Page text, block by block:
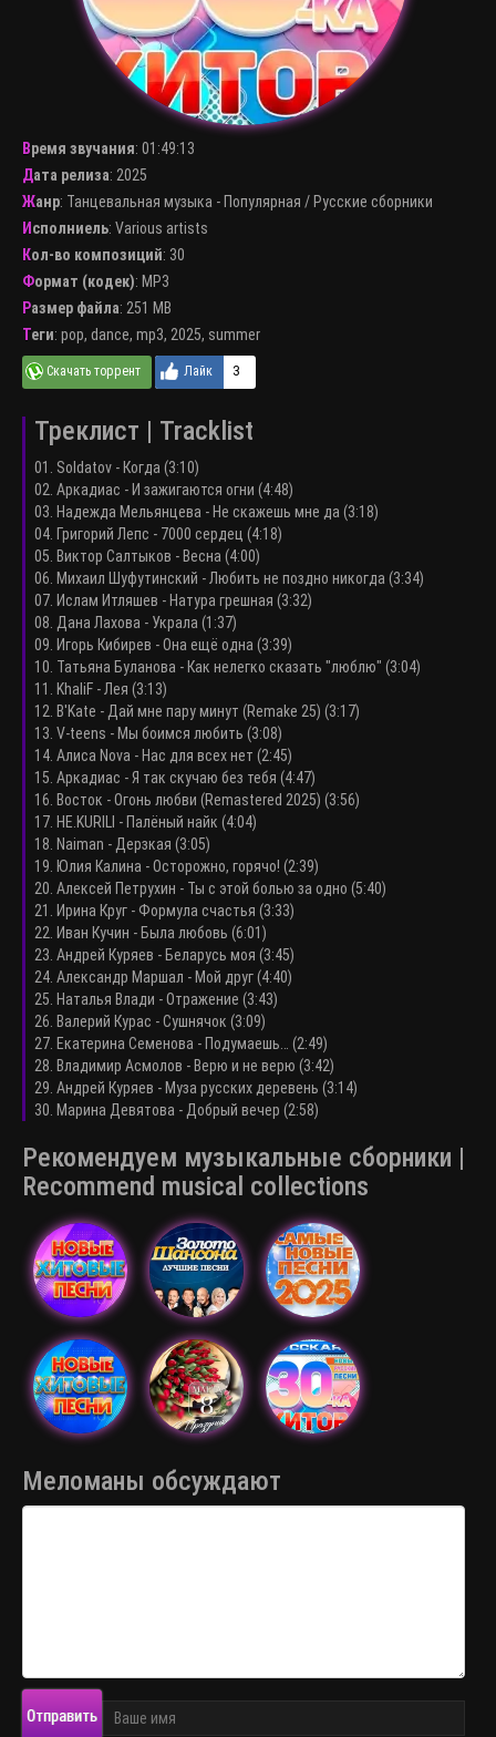
Время звучания: 01:49:13
Дата релиза: 2025
Жанр: Танцевальная музыка - Популярная / Русские сборники
Исполниель: Various artists
Кол-во композиций: 30
Формат (кодек): MP3
Размер файла: 251 MB
Теги: pop, dance, mp3, 2025, summer
3
Треклист | Tracklist
01. Soldatov - Когда (3:10)
02. Аркадиас - И зажигаются огни (4:48)
03. Надежда Мельянцева - Не скажешь мне да (3:18)
04. Григорий Лепс - 7000 сердец (4:18)
05. Виктор Салтыков - Весна (4:00)
06. Михаил Шуфутинский - Любить не поздно никогда (3:34)
07. Ислам Итляшев - Натура грешная (3:32)
08. Дана Лахова - Украла (1:37)
09. Игорь Кибирев - Она ещё одна (3:39)
10. Татьяна Буланова - Как нелегко сказать "люблю" (3:04)
11. KhaliF - Лея (3:13)
12. B'Kate - Дай мне пару минут (Remake 25) (3:17)
13. V-teens - Мы боимся любить (3:08)
14. Алиса Nova - Нас для всех нет (2:45)
15. Аркадиас - Я так скучаю без тебя (4:47)
16. Восток - Огонь любви (Remastered 2025) (3:56)
17. НЕ.KURILI - Палёный найк (4:04)
18. Naiman - Дерзкая (3:05)
19. Юлия Калина - Осторожно, горячо! (2:39)
20. Алексей Петрухин - Ты с этой болью за одно (5:40)
21. Ирина Круг - Формула счастья (3:33)
22. Иван Кучин - Была любовь (6:01)
23. Андрей Куряев - Беларусь моя (3:45)
24. Александр Маршал - Мой друг (4:40)
25. Наталья Влади - Отражение (3:43)
26. Валерий Курас - Сушнячок (3:09)
27. Екатерина Семенова - Подумаешь… (2:49)
28. Владимир Асмолов - Верю и не верю (3:42)
29. Андрей Куряев - Муза русских деревень (3:14)
30. Марина Девятова - Добрый вечер (2:58)
Рекомендуем музыкальные сборники |
Recommend musical collections
Меломаны обсуждают
Отправить